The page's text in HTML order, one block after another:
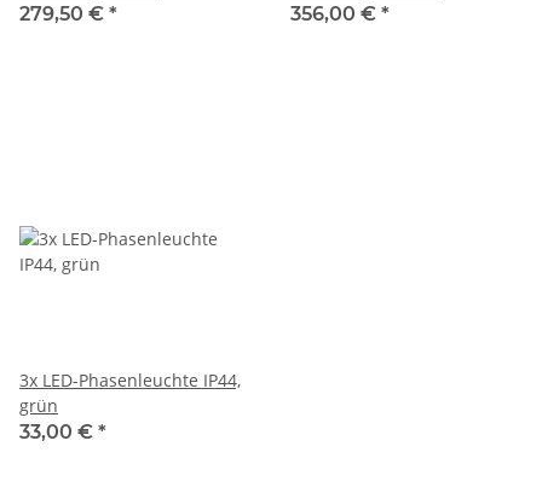
279,50 € *
356,00 € *
3x LED-Phasenleuchte IP44,
grün
33,00 € *